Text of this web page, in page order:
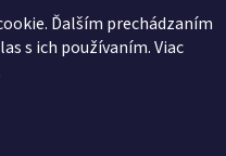
Ďalším prechádzaním
s ich používaním. Viac